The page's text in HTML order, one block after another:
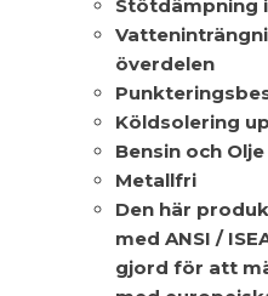
Stötdämpning
överdelen
Köldsolering
Bensin och
Metallfri
Den här
med ANSI /
gjord för att